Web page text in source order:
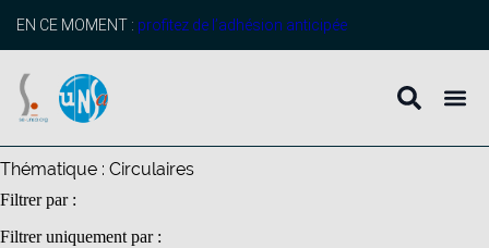
principal
EN CE MOMENT : profitez de l’adhésion anticipée
Thématique : Circulaires
Filtrer par :
Filtrer uniquement par :